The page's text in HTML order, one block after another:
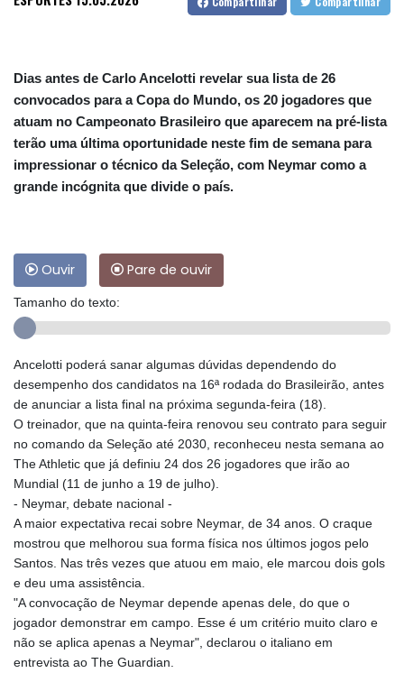
Dias antes de Carlo Ancelotti revelar sua lista de 26
convocados para a Copa do Mundo, os 20 jogadores que
atuam no Campeonato Brasileiro que aparecem na pré-lista
terão uma última oportunidade neste fim de semana para
impressionar o técnico da Seleção, com Neymar como a
grande incógnita que divide o país.
Ouvir Pare de ouvir
Tamanho do texto:
Ancelotti poderá sanar algumas dúvidas dependendo do
desempenho dos candidatos na 16ª rodada do Brasileirão, antes
de anunciar a lista final na próxima segunda-feira (18).
O treinador, que na quinta-feira renovou seu contrato para seguir
no comando da Seleção até 2030, reconheceu nesta semana ao
The Athletic que já definiu 24 dos 26 jogadores que irão ao
Mundial (11 de junho a 19 de julho).
- Neymar, debate nacional -
A maior expectativa recai sobre Neymar, de 34 anos. O craque
mostrou que melhorou sua forma física nos últimos jogos pelo
Santos. Nas três vezes que atuou em maio, ele marcou dois gols
e deu uma assistência.
"A convocação de Neymar depende apenas dele, do que o
jogador demonstrar em campo. Esse é um critério muito claro e
não se aplica apenas a Neymar", declarou o italiano em
entrevista ao The Guardian.